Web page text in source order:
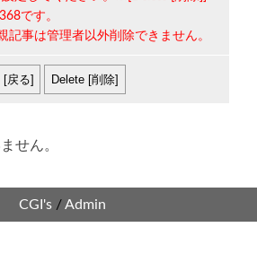
です。
記事は管理者以外削除できません。
せん。
CGI's /Admin